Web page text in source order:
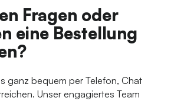
Fragen oder
eine Bestellung
ganz bequem per Telefon, Chat
Unser engagiertes Team